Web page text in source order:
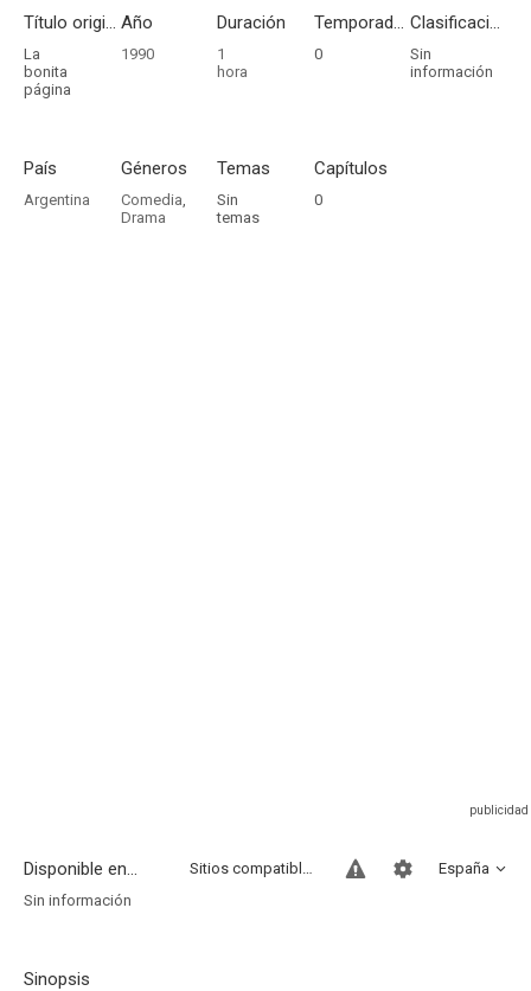
Título original
La
bonita
página
Año
1990
Duración
1
hora
Temporadas
0
Clasificación por edades
Sin
información
País
Argentina
Géneros
Comedia,
Drama
Temas
Sin
temas
Capítulos
0
Disponible en... España
Sitios compatibles
Sin información
Sinopsis